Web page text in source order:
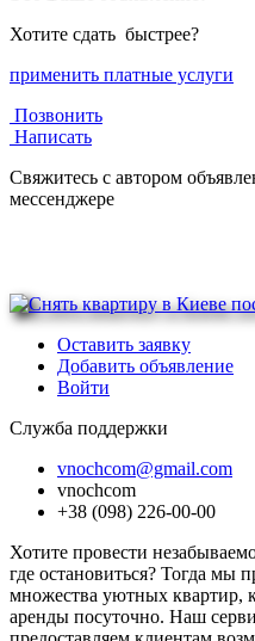
Хотите сдать быстрее?
применить платные услуги
Позвонить
Написать
Свяжитесь с автором
мессенджере
Оставить заявку
Добавить объявление
Войти
Служба поддержки
vnochcom@gmail.com
vnochcom
+38 (098) 226-00-00
Хотите провести
где остановиться? Тогда мы
множества уютных квартир,
аренды посуточно. Наш